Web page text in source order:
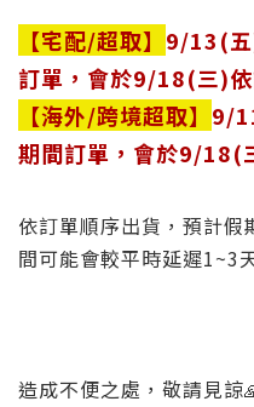
【宅配/超取】 9/13(
訂單， 會於9/18(三)
【海外/跨境超取】 9/
期間訂單， 會於9/18(
依訂單順序出貨，預計
間可能會較平時延遲1~3
造成不便之處，敬請見諒